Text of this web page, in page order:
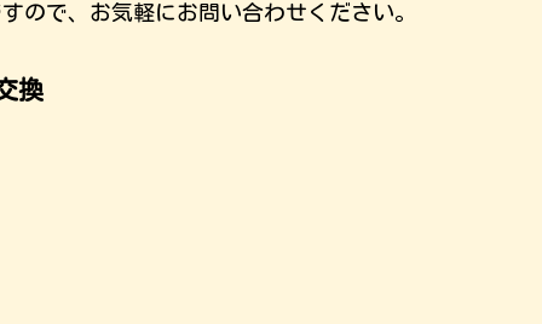
ので、お気軽にお問い合わせください。
換